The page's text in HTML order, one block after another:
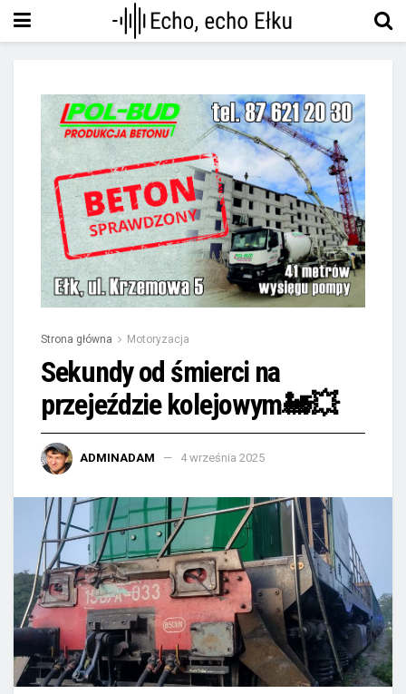
Strona główna Motoryzacja
Sekundy od śmierci na
przejeździe kolejowym🚂💥
ADMINADAM 4 września 2025